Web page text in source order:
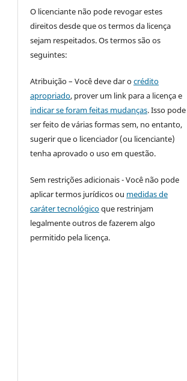
O licenciante não pode revogar estes
direitos desde que os termos da licença
sejam respeitados. Os termos são os
seguintes:
Atribuição – Você deve dar ocrédito
apropriado, prover um link para a licença e
indicar se foram feitas mudanças. Isso pode
ser feito de várias formas sem, no entanto,
sugerir que o licenciador (ou licenciante)
tenha aprovado o uso em questão.
Sem restrições adicionais - Você não pode
aplicar termos jurídicos ou medidas de
caráter tecnológicoque restrinjam
legalmente outros de fazerem algo
permitido pela licença.